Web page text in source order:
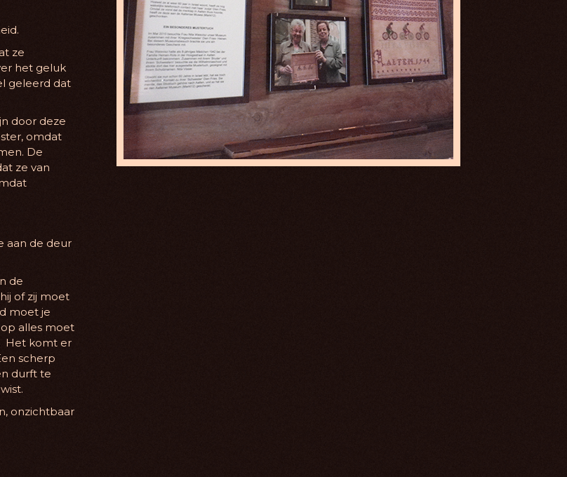
ze
het geluk
geleerd dat
door deze
omdat
De
ze van
aan de deur
de
of zij moet
moet je
alles moet
Het komt er
scherp
durft te
onzichtbaar